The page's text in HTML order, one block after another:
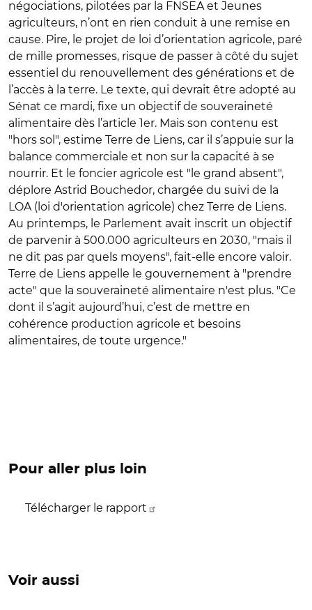
négociations, pilotées par la FNSEA et Jeunes
agriculteurs, n’ont en rien conduit à une remise en
cause. Pire, le projet de loi d’orientation agricole, paré
de mille promesses, risque de passer à côté du sujet
essentiel du renouvellement des générations et de
l’accès à la terre. Le texte, qui devrait être adopté au
Sénat ce mardi, fixe un objectif de souveraineté
alimentaire dès l’article 1er. Mais son contenu est
"hors sol", estime Terre de Liens, car il s’appuie sur la
balance commerciale et non sur la capacité à se
nourrir. Et le foncier agricole est "le grand absent",
déplore Astrid Bouchedor, chargée du suivi de la
LOA ( loi d'orientation agricole) chez Terre de Liens.
Au printemps, le Parlement avait inscrit un objectif
de parvenir à 500.000 agriculteurs en 2030, "mais il
ne dit pas par quels moyens", fait-elle encore valoir.
Terre de Liens appelle le gouvernement à "prendre
acte" que la souveraineté alimentaire n'est plus. "Ce
dont il s’agit aujourd’hui, c’est de mettre en
cohérence production agricole et besoins
alimentaires, de toute urgence."
Pour aller plus loin
Télécharger le rapport
Voir aussi